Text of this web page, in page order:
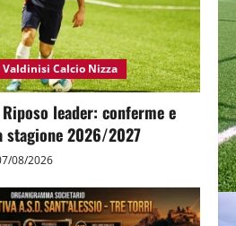
Valdinisi Calcio Nizza
leader: conferme e
2026/2027
08/2026